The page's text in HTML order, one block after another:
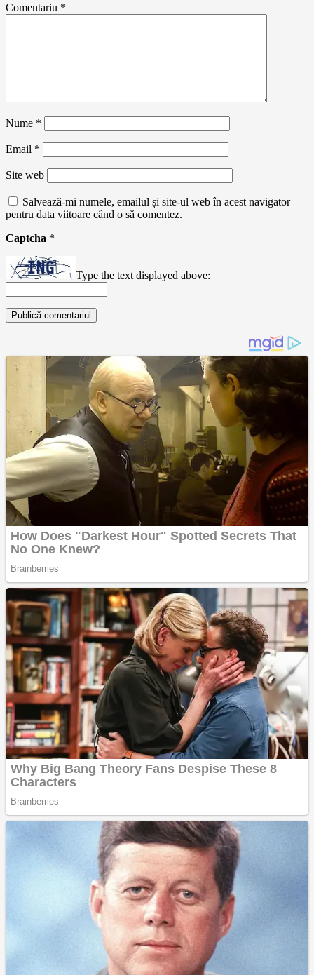
Comentariu *
Nume *
Email *
Site web
Salvează-mi numele, emailul și site-ul web în acest navigator
pentru data viitoare când o să comentez.
Captcha *
Type the text displayed above: